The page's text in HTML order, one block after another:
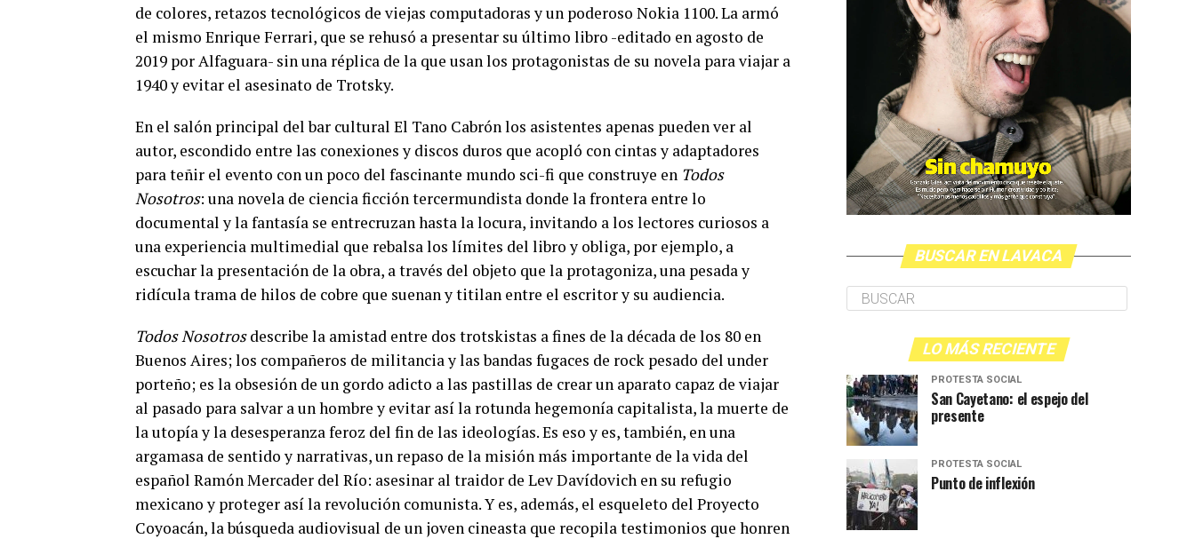
de colores, retazos tecnológicos de viejas computadoras y un poderoso Nokia 1100. La armó
el mismo Enrique Ferrari, que se rehusó a presentar su último libro -editado en agosto de
2019 por Alfaguara- sin una réplica de la que usan los protagonistas de su novela para viajar a
1940 y evitar el asesinato de Trotsky.
En el salón principal del bar cultural El Tano Cabrón los asistentes apenas pueden ver al
autor, escondido entre las conexiones y discos duros que acopló con cintas y adaptadores
para teñir el evento con un poco del fascinante mundo sci-fi que construye en Todos
Nosotros: una novela de ciencia ficción tercermundista donde la frontera entre lo
documental y la fantasía se entrecruzan hasta la locura, invitando a los lectores curiosos a
una experiencia multimedial que rebalsa los límites del libro y obliga, por ejemplo, a
escuchar la presentación de la obra, a través del objeto que la protagoniza, una pesada y
ridícula trama de hilos de cobre que suenan y titilan entre el escritor y su audiencia.
Todos Nosotrosdescribe la amistad entre dos trotskistas a fines de la década de los 80 en
Buenos Aires; los compañeros de militancia y las bandas fugaces de rock pesado del under
porteño; es la obsesión de un gordo adicto a las pastillas de crear un aparato capaz de viajar
al pasado para salvar a un hombre y evitar así la rotunda hegemonía capitalista, la muerte de
la utopía y la desesperanza feroz del fin de las ideologías. Es eso y es, también, en una
argamasa de sentido y narrativas, un repaso de la misión más importante de la vida del
español Ramón Mercader del Río: asesinar al traidor de Lev Davídovich en su refugio
mexicano y proteger así la revolución comunista. Y es, además, el esqueleto del Proyecto
Coyoacán, la búsqueda audiovisual de un joven cineasta que recopila testimonios que honren
BUSCAR EN LAVACA
LO MÁS RECIENTE
PROTESTA SOCIAL
San Cayetano: el espejo del
presente
PROTESTA SOCIAL
Punto de inflexión